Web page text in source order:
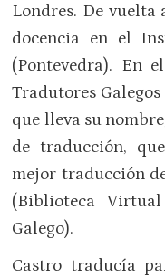
Londres. De vuelta
docencia en el
(Pontevedra). En
Tradutores
que lleva su
de traducción,
mejor traducción
(Biblioteca
Galego).
Castro traducía